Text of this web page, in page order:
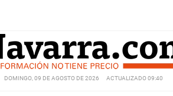
DOMINGO, 09 DE AGOSTO DE 2026 ACTUALIZADO 09:40